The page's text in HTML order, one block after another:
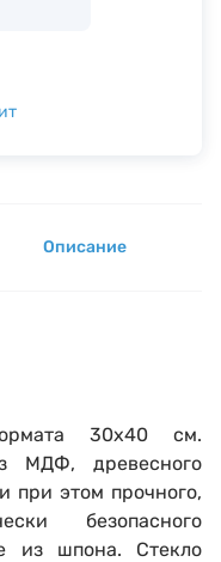
выдачи рядом с
товары)
Описание
30х40 см.
МДФ, древесного
при этом прочного,
безопасного
из шпона. Стекло